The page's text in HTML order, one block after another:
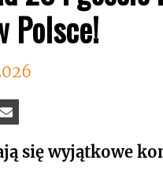
Polsce!
się wyjątkowe